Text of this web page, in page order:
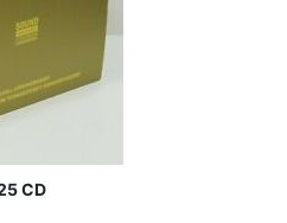
CD